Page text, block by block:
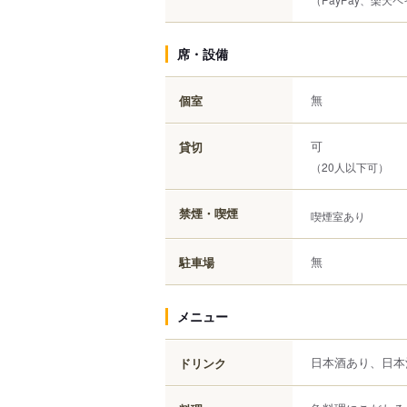
席・設備
個室 無
貸切 可
（20人以下可）
禁煙・喫煙 喫煙室あり
駐車場 無
メニュー
ドリンク 日本酒あり、日